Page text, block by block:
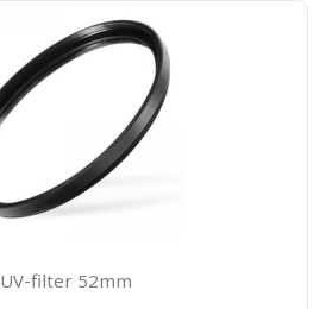
UV-filter 52mm